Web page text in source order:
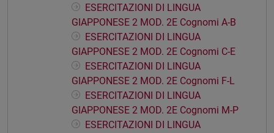
ESERCITAZIONI DI LINGUA
GIAPPONESE 2 MOD. 2E Cognomi A-B
ESERCITAZIONI DI LINGUA
GIAPPONESE 2 MOD. 2E Cognomi C-E
ESERCITAZIONI DI LINGUA
GIAPPONESE 2 MOD. 2E Cognomi F-L
ESERCITAZIONI DI LINGUA
GIAPPONESE 2 MOD. 2E Cognomi M-P
ESERCITAZIONI DI LINGUA